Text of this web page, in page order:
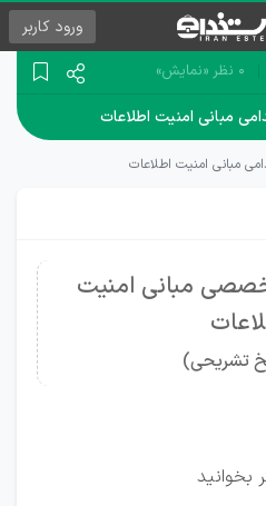
ورود کاربر
0 نظر «نمایش»
مبانی امنیت اطلاعات
مبانی امنیت اطلاعات
مبانی امنیت
تشریحی)
بخوانید